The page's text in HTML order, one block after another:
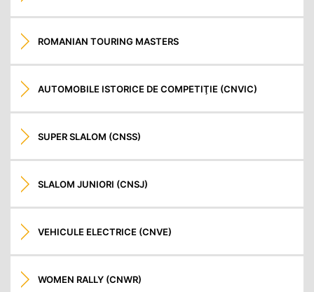
ROMANIAN TOURING MASTERS
AUTOMOBILE ISTORICE DE COMPETIŢIE (CNVIC)
SUPER SLALOM (CNSS)
SLALOM JUNIORI (CNSJ)
VEHICULE ELECTRICE (CNVE)
WOMEN RALLY (CNWR)